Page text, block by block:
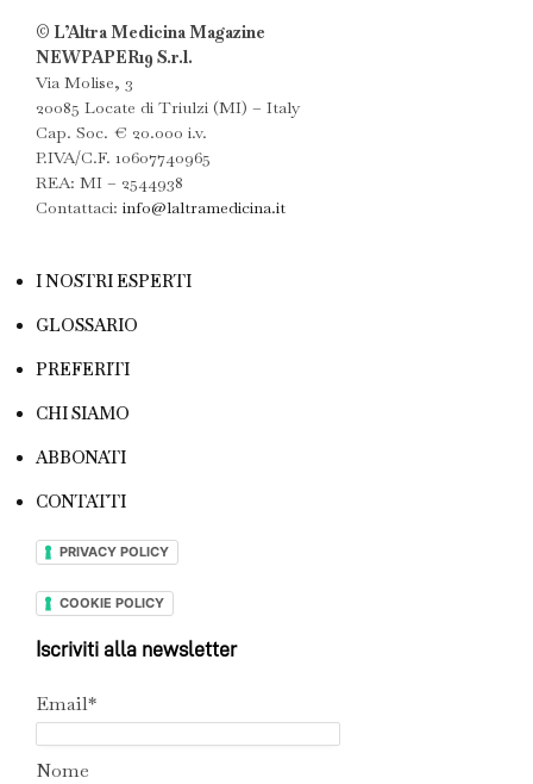
© L’Altra Medicina Magazine
NEWPAPER19 S.r.l.
Via Molise, 3
20085 Locate di Triulzi (MI) – Italy
Cap. Soc. € 20.000 i.v.
P.IVA/C.F. 10607740965
REA: MI – 2544938
Contattaci: info@laltramedicina.it
I NOSTRI ESPERTI
GLOSSARIO
PREFERITI
CHI SIAMO
ABBONATI
CONTATTI
PRIVACY POLICY
COOKIE POLICY
Iscriviti alla newsletter
Email*
Nome